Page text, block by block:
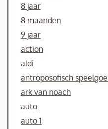
8 jaar
8 maanden
9 jaar
action
aldi
antroposofisch
ark van noach
auto
auto 1